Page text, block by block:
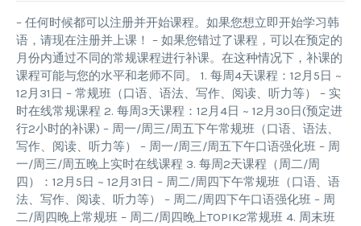
– 任何时候都可以注册并开始课程。如果您想立即开始学习韩
语，请现在注册并上课！ – 如果您错过了课程，可以在预定的
月份内通过不同的常规课程进行补课。在这种情况下，补课的
课程可能与您的水平和老师不同。 1. 每周4天课程：12月5日 ~
12月31日 – 常规班（口语、语法、写作、阅读、听力等） – 实
时在线常规课程 2. 每周3天课程：12月4日 ~ 12月30日(预定进
行2小时的补课) – 周一/周三/周五下午常规班（口语、语法、
写作、阅读、听力等） – 周一/周三/周五下午口语强化班 – 周
一/周三/周五晚上实时在线课程 3. 每周2天课程（周二/周
四）：12月5日 ~ 12月31日 – 周二/周四下午常规班（口语、语
法、写作、阅读、听力等） – 周二/周四下午口语强化班 – 周
二/周四晚上常规班 – 周二/周四晚上TOPIK2常规班 4. 周末班